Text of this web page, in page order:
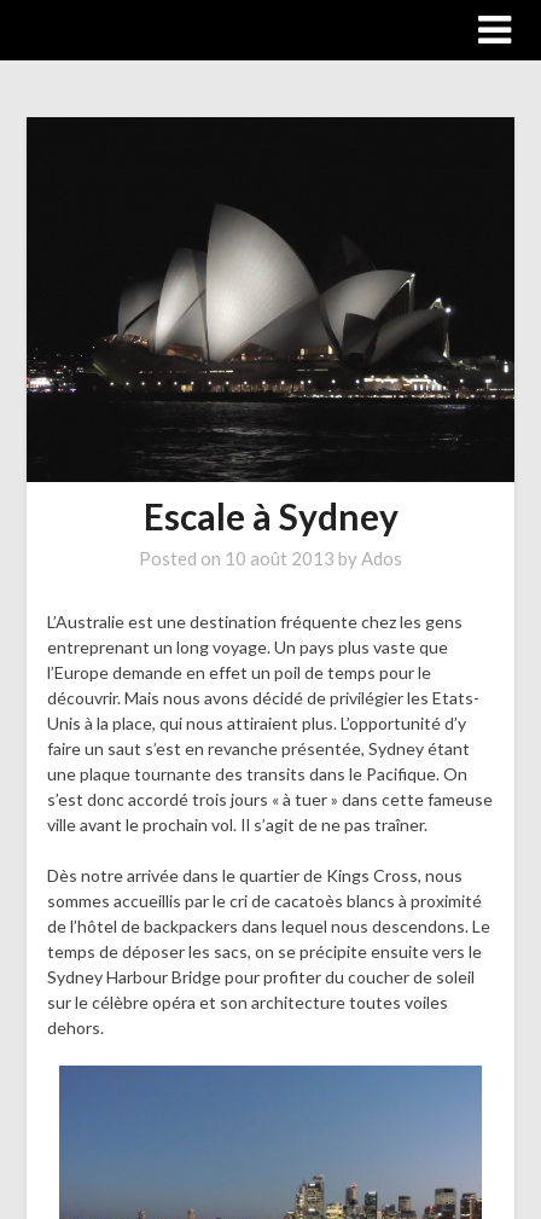
Escale à Sydney
Posted on 10 août 2013 byAdos
L’Australie est une destination fréquente chez les gens
entreprenant un long voyage. Un pays plus vaste que
l’Europe demande en effet un poil de temps pour le
découvrir. Mais nous avons décidé de privilégier les Etats-
Unis à la place, qui nous attiraient plus. L’opportunité d’y
faire un saut s’est en revanche présentée, Sydney étant
une plaque tournante des transits dans le Pacifique. On
s’est donc accordé trois jours « à tuer » dans cette fameuse
ville avant le prochain vol. Il s’agit de ne pas traîner.
Dès notre arrivée dans le quartier de Kings Cross, nous
sommes accueillis par le cri de cacatoès blancs à proximité
de l’hôtel de backpackers dans lequel nous descendons. Le
temps de déposer les sacs, on se précipite ensuite vers le
Sydney Harbour Bridge pour profiter du coucher de soleil
sur le célèbre opéra et son architecture toutes voiles
dehors.